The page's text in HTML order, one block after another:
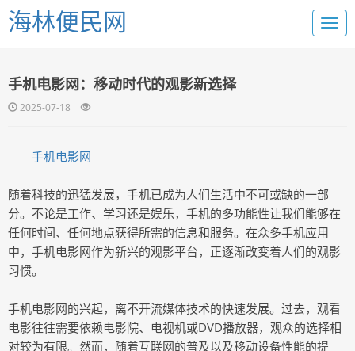
海林便民网
手机电影网：移动时代的观影新选择
2025-07-18
手机电影网
随着科技的迅猛发展，手机已成为人们生活中不可或缺的一部
分。不论是工作、学习还是娱乐，手机的多功能性让我们能够在
任何时间、任何地点获得所需的信息和服务。在众多手机应用
中，手机电影网作为新兴的观影平台，正逐渐改变着人们的观影
习惯。
手机电影网的兴起，离不开流媒体技术的快速发展。过去，观看
电影往往需要依赖电影院、电视机或DVD播放器，观众的选择相
对较为有限。然而，随着互联网的普及以及移动设备性能的提